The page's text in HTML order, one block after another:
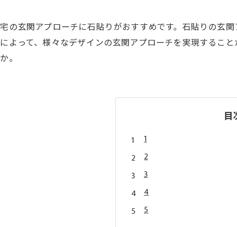
の玄関アプローチに石貼りがおすすめです。石貼りの玄
よって、様々なデザインの玄関アプローチを実現するこ
。
目
1
2
3
4
5